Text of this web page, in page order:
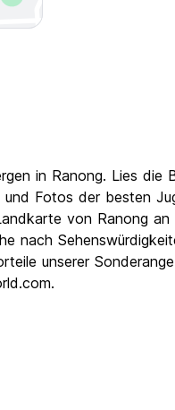
in Ranong. Lies die
Fotos der besten
von Ranong an
nach
unserer